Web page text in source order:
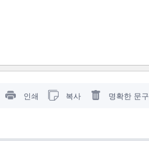
인쇄 복사 명확한 문구